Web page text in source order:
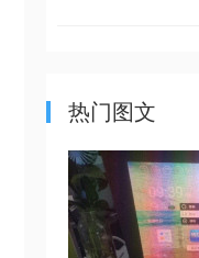
求助 坚果D6H
坚果O1S最新
热门图文